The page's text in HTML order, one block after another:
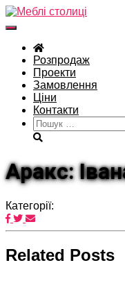
Перемкнути
навігацію
Розпродаж
Проекти
Замовлення
Ціни
Контакти
Пошук:
Аракс:
Категорії:
Related Posts